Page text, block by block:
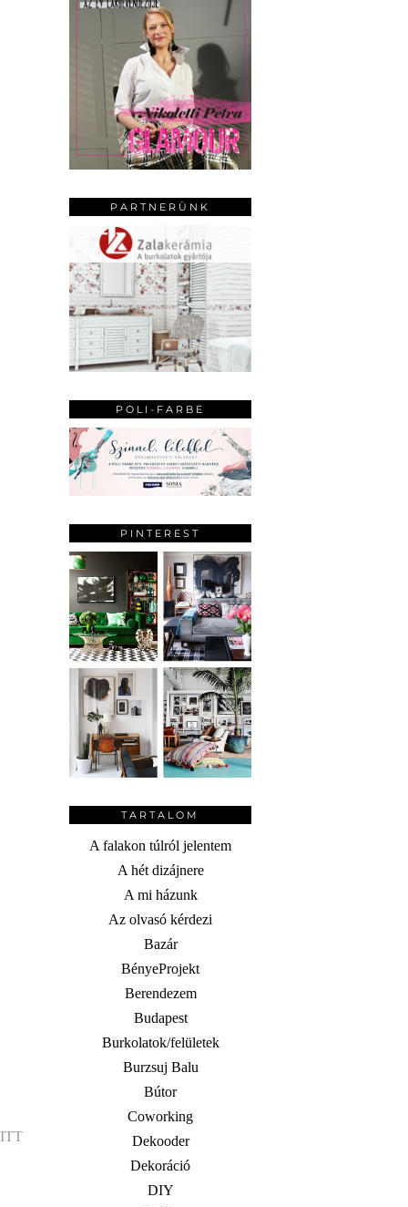
ITT
PARTNERÜNK
POLI-FARBE
PINTEREST
TARTALOM
A falakon túlról jelentem
A hét dizájnere
A mi házunk
Az olvasó kérdezi
Bazár
BényeProjekt
Berendezem
Budapest
Burkolatok/felületek
Burzsuj Balu
Bútor
Coworking
Dekooder
Dekoráció
DIY